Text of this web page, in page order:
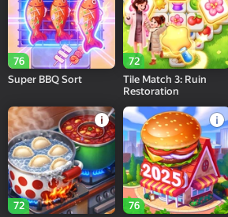
76
Super BBQ Sort
72
Tile Match 3: Ruin
Restoration
72
76